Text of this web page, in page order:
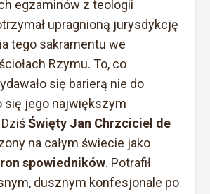
egzaminów z teologii
upragnioną jurysdykcję
tego sakramentu we
Rzymu. To, co
się barierą nie do
się jego największym
DziśŚwięty Jan Chrzciciel de
na całym świecie jako
spowiedników. Potrafił
dusznym konfesjonale po